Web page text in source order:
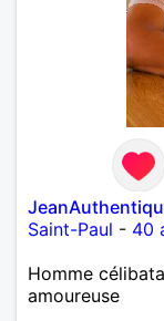
Saint-Paul - 40
Homme
amoureuse